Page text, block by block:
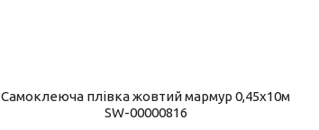
Самоклеюча плівка жовтий мармур 0,45х10м
SW-00000816